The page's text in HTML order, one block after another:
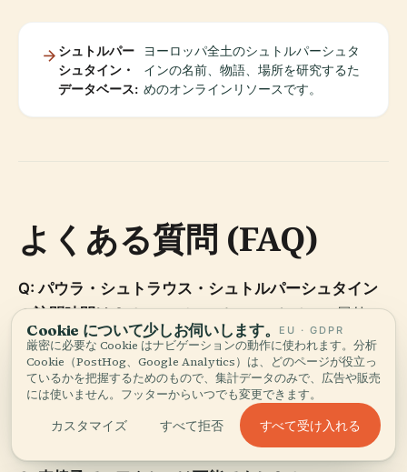
シュトルパー
シュタイン・
データベース:
ヨーロッパ全土のシュトルパーシュタ
インの名前、物語、場所を研究するた
めのオンラインリソースです。
よくある質問 (FAQ)
Q: パウラ・シュトラウス・シュトルパーシュタイン
の訪問時間は？A: シュトルパーシュタインは屋外に
あり、いつでも訪問可能で、公式な開館時間はありま
せん。
Q: 訪問に料金やチケットは必要ですか？A: いいえ、
シュトルパーシュタインへの訪問は無料です。
Cookie について少しお伺いします。 EU · GDPR
厳密に必要な Cookie はナビゲーションの動作に使われます。分析
Cookie（PostHog、Google Analytics）は、どのページが役立っ
ているかを把握するためのもので、集計データのみで、広告や販売
には使いません。フッターからいつでも変更できます。
カスタマイズ すべて拒否 すべて受け入れる